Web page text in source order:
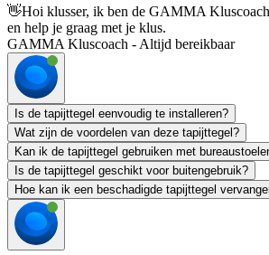
👋Hoi klusser, ik ben de GAMMA
en help je graag met je klus.
GAMMA Kluscoach - Altijd bereikbaar
Is de tapijttegel eenvoudig te installeren?
Wat zijn de voordelen van deze tapijttegel?
Kan ik de tapijttegel gebruiken met
Is de tapijttegel geschikt voor buitengebruik?
Hoe kan ik een beschadigde tapijttegel